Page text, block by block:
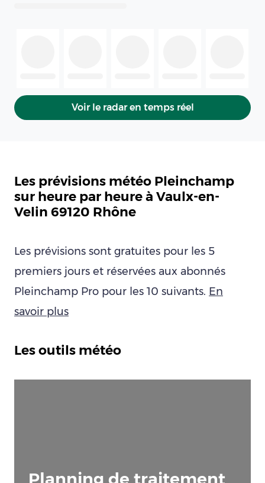
Voir le radar en temps réel
Les prévisions météo Pleinchamp
sur heure par heure à Vaulx-en-
Velin 69120 Rhône
Les prévisions sont gratuites pour les 5
premiers jours et réservées aux abonnés
Pleinchamp Pro pour les 10 suivants. En
savoir plus
Les outils météo
Planning de traitement